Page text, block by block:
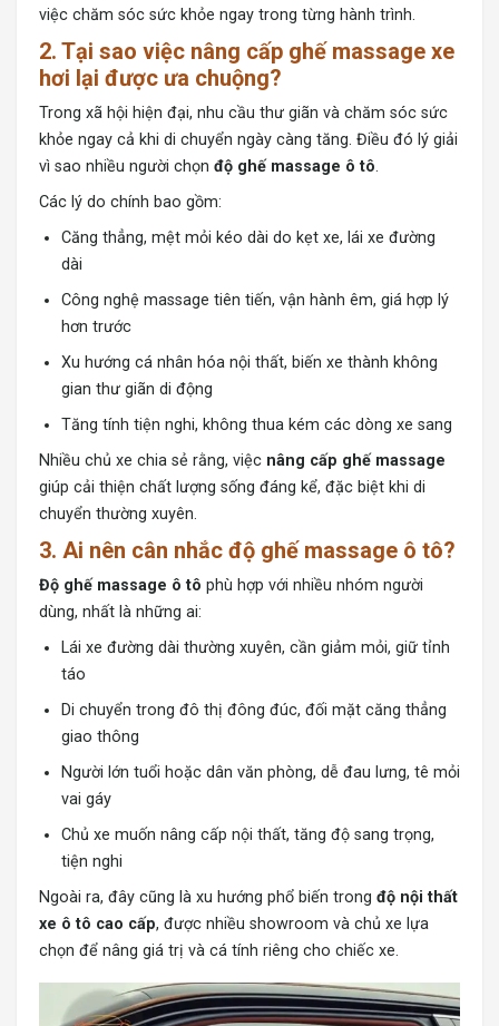
việc chăm sóc sức khỏe ngay trong từng hành trình.
2. Tại sao việc nâng cấp ghế massage xe
hơi lại được ưa chuộng?
Trong xã hội hiện đại, nhu cầu thư giãn và chăm sóc sức
khỏe ngay cả khi di chuyển ngày càng tăng. Điều đó lý giải
vì sao nhiều người chọn độ ghế massage ô tô.
Các lý do chính bao gồm:
Căng thẳng, mệt mỏi kéo dài do kẹt xe, lái xe đường
dài
Công nghệ massage tiên tiến, vận hành êm, giá hợp lý
hơn trước
Xu hướng cá nhân hóa nội thất, biến xe thành không
gian thư giãn di động
Tăng tính tiện nghi, không thua kém các dòng xe sang
Nhiều chủ xe chia sẻ rằng, việc nâng cấp ghế massage
giúp cải thiện chất lượng sống đáng kể, đặc biệt khi di
chuyển thường xuyên.
3. Ai nên cân nhắc độ ghế massage ô tô?
Độ ghế massage ô tô phù hợp với nhiều nhóm người
dùng, nhất là những ai:
Lái xe đường dài thường xuyên, cần giảm mỏi, giữ tỉnh
táo
Di chuyển trong đô thị đông đúc, đối mặt căng thẳng
giao thông
Người lớn tuổi hoặc dân văn phòng, dễ đau lưng, tê mỏi
vai gáy
Chủ xe muốn nâng cấp nội thất, tăng độ sang trọng,
tiện nghi
Ngoài ra, đây cũng là xu hướng phổ biến trong độ nội thất
xe ô tô cao cấp, được nhiều showroom và chủ xe lựa
chọn để nâng giá trị và cá tính riêng cho chiếc xe.